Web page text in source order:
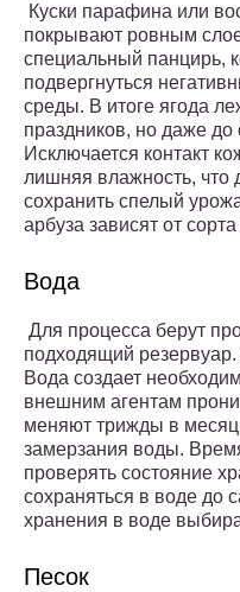
Куски парафина или
покрывают ровным
специальный панцирь,
подвергнуться
среды. В итоге ягода
праздников, но даже
Исключается контакт
лишняя влажность, что
сохранить спелый
арбуза зависят от
Вода
Для процесса берут
подходящий
Вода создает
внешним агентам
меняют трижды в
замерзания воды.
проверять состояние
сохраняться в воде до
хранения в воде
Песок